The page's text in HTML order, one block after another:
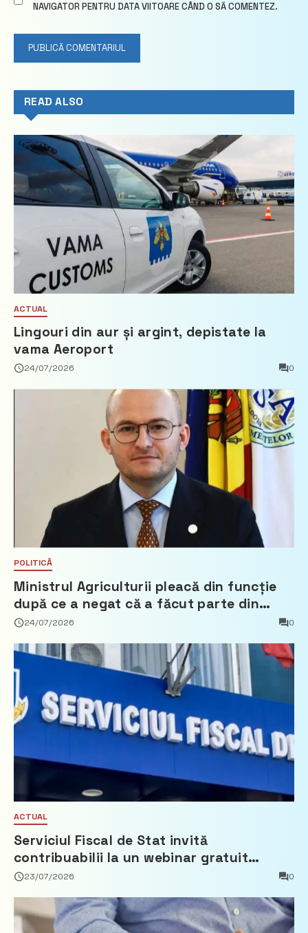
NAVIGATOR PENTRU DATA VIITOARE CÂND O SĂ COMENTEZ.
READ ALSO
ACTUAL
Lingouri din aur și argint, depistate la
vama Aeroport
24/07/2026 0
POLITICĂ
Ministrul Agriculturii pleacă din funcție
după ce a negat că a făcut parte din
Partidul Democrat
24/07/2026 0
ACTUAL
Serviciul Fiscal de Stat invită
contribuabilii la un webinar gratuit
privind calculul impozitului pe bunurile
23/07/2026 0